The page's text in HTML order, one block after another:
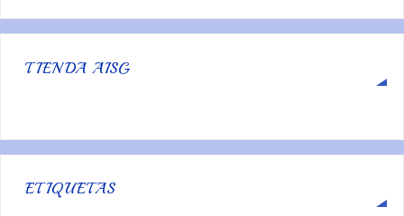
TIENDA AISG
ETIQUETAS